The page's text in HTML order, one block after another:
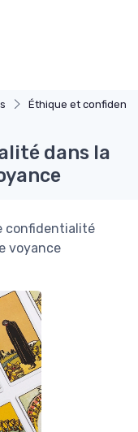
Éthique et
dans la
confidentialité
voyance